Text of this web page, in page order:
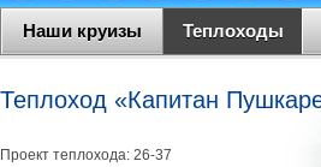
Наши круизы Теплоходы
Теплоход «Капитан
Проект теплохода: 26-37